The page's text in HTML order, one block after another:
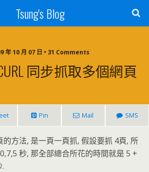
Tsung's Blog
年 10 月 07 日 • 31 Comments
同步抓取多個網頁
Pin Mail SMS
的方法, 是一頁一頁抓, 假設要抓 4頁, 所
秒, 那全部總合所花的時間就是 5 +